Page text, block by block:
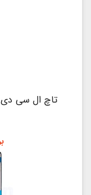
تاچ ال سی دی Samsung Galaxy S20 FE